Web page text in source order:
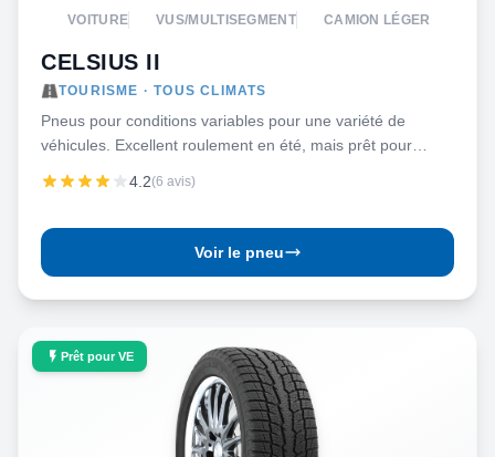
VOITURE VUS/MULTISEGMENT CAMION LÉGER
CELSIUS II
TOURISME · TOUS CLIMATS
Pneus pour conditions variables pour une variété de
véhicules. Excellent roulement en été, mais prêt pour
4.2(6 avis)
Voir le pneu
Prêt pour VE